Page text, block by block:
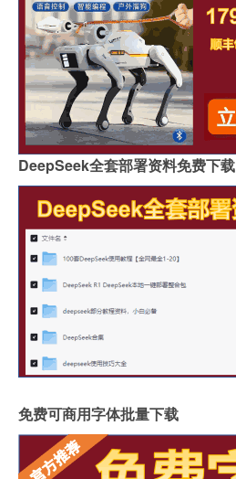
DeepSeek全套部署资料免费下载
免费可商用字体批量下载